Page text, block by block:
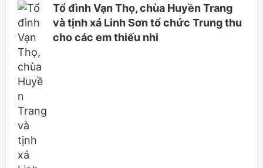
Tổ đình Vạn Thọ, chùa Huyền Trang
và tịnh xá Linh Sơn tổ chức Trung thu
cho các em thiếu nhi